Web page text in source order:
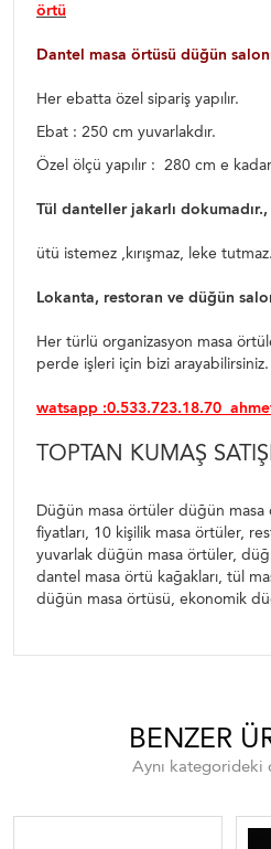
örtü
Dantel masa örtüsü düğün
Her ebatta özel sipariş yapılır.
Ebat : 250 cm yuvarlakdır.
Özel ölçü yapılır : 280 cm e
Tül danteller jakarlı dokumadır.,
ütü istemez ,kırışmaz, leke tutmaz.
Lokanta, restoran ve düğün
Her türlü organizasyon masa
perde işleri için bizi arayabilirsiniz.
watsapp :0.533.723.18.70
TOPTAN KUMAŞ
Düğün masa örtüler düğün
fiyatları, 10 kişilik masa örtüler,
yuvarlak düğün masa örtüler,
dantel masa örtü kağakları, tül
düğün masa örtüsü, ekonomik
BENZER
Aynı kategorideki